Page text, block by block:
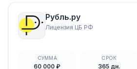
Рубль.ру
Лицензия ЦБ РФ
СУММА
60 000 ₽
СРОК
365 дн.